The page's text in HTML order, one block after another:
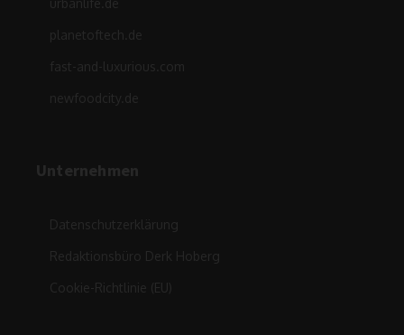
planetoftech.de
fast-and-luxurious.com
newfoodcity.de
Unternehmen
Datenschutzerklärung
Redaktionsbüro Derk Hoberg
Cookie-Richtlinie (EU)